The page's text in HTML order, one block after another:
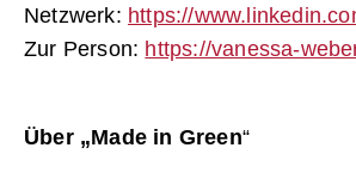
Netzwerk: https://
Zur Person: https://vanessa-
Über „Made in Green“